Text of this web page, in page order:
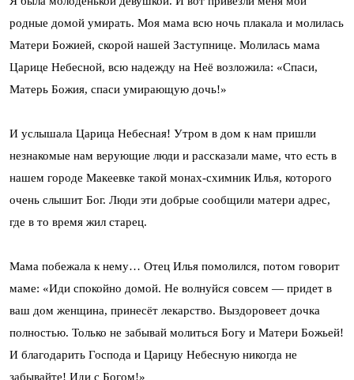
родные домой умирать. Моя мама всю ночь плакала и молилась
Матери Божией, скорой нашей Заступнице. Молилась мама
Царице Небесной, всю надежду на Неё возложила: «Спаси,
Матерь Божия, спаси умирающую дочь!»
И услышала Царица Небесная! Утром в дом к нам пришли
незнакомые нам верующие люди и рассказали маме, что есть в
нашем городе Макеевке такой монах-схимник Илья, которого
очень слышит Бог. Люди эти добрые сообщили матери адрес,
где в то время жил старец.
Мама побежала к нему… Отец Илья помолился, потом говорит
маме: «Иди спокойно домой. Не волнуйся совсем — придет в
ваш дом женщина, принесёт лекарство. Выздоровеет дочка
полностью. Только не забывай молиться Богу и Матери Божьей!
И благодарить Господа и Царицу Небесную никогда не
забывайте! Иди с Богом!»